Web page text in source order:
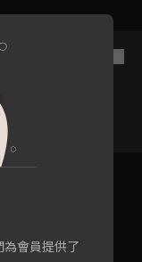
會員提供了